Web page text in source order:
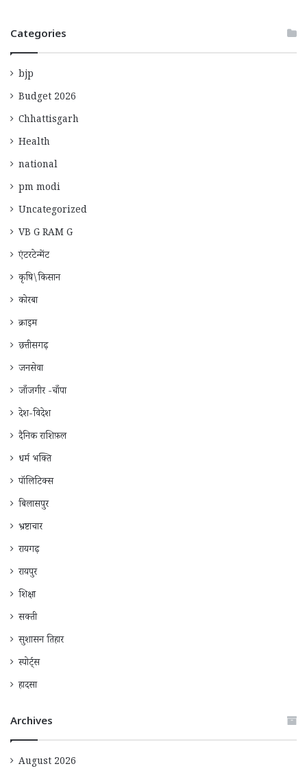
Categories
bjp
Budget 2026
Chhattisgarh
Health
national
pm modi
Uncategorized
VB G RAM G
एंटरटेन्मेंट
कृषि\किसान
कोरबा
क्राइम
छत्तीसगढ़
जनसेवा
जाँजगीर -चाँपा
देश-विदेश
दैनिक राशिफ़ल
धर्म भक्ति
पॉलिटिक्स
बिलासपुर
भ्रष्टाचार
रायगढ़
रायपुर
शिक्षा
सक्ती
सुशासन तिहार
स्पोर्ट्स
हादसा
Archives
August 2026